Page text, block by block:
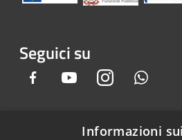
Seguici su
Facebook YoutubeInstagram
Informazioni